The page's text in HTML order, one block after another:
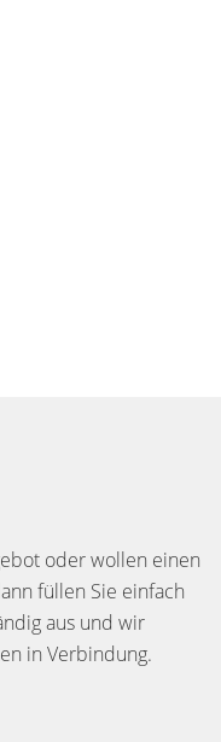
oder wollen einen
füllen Sie einfach
aus und wir
in Verbindung.